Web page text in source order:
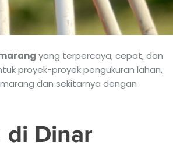
yang terpercaya, cepat, dan
proyek-proyek pengukuran lahan,
dan sekitarnya dengan
di Dinar